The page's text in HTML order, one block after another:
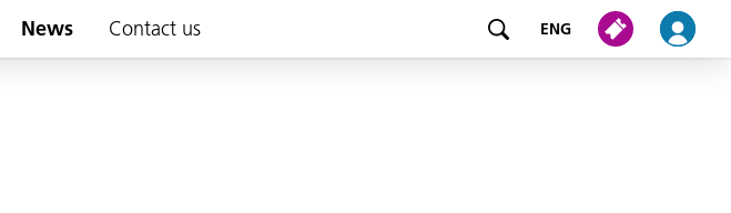
News Contact us ENG